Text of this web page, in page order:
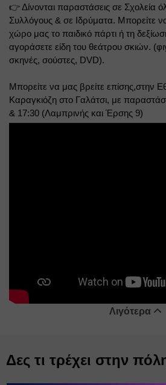
👉 Δίνονται παραστάσεις σε Σχολεία
Συλλόγους & σε Ιδρύματα. Μπορείτε
χώρο μας το παιδικό πάρτι ή τη
αγοράσετε είδη του θεάτρου σκιών.
σκηνές, σούστες, DVD).
Μπορείτε να μας βρείτε επίσης,στην
Καραγκιόζη στο Γαλάτσι, με
& 17:30 (Λαμπρινής και Έρσης 9)
Λιγότερα
Δες τι τρέχει στην